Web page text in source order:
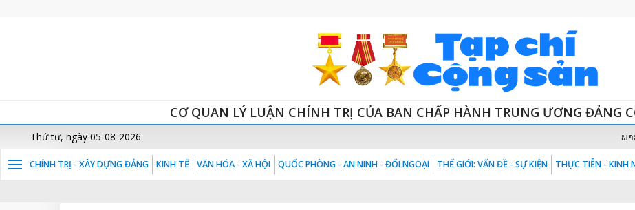
CƠ QUAN LÝ LUẬN CHÍNH TRỊ CỦA BAN CHẤP HÀNH TRUNG ƯƠNG ĐẢNG
Thứ tư, ngày 05-08-2026 ພ
CHÍNH TRỊ - XÂY DỰNG ĐẢNG KINH TẾ VĂN HÓA - XÃ HỘI QUỐC PHÒNG - AN NINH - ĐỐI NGOẠI THẾ GIỚI: VẤN ĐỀ - SỰ KIỆN THỰC TIỄN - KINH